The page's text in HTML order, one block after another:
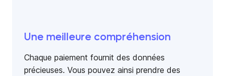
Une meilleure compréhension
Chaque paiement fournit des données
précieuses. Vous pouvez ainsi prendre des